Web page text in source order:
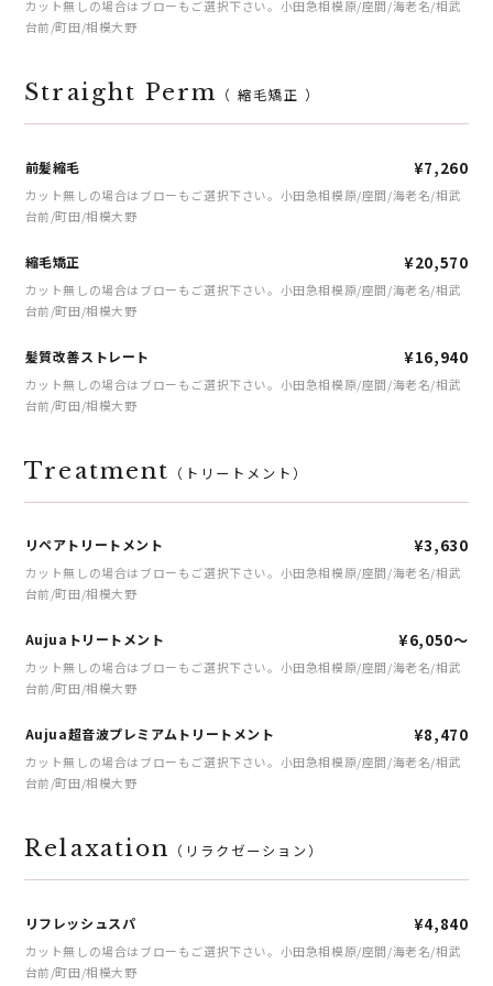
カット無しの場合はブローもご選択下さい。小田急相模原/座間/海老名/相武
台前/町田/相模大野
Straight Perm （ 縮毛矯正 ）
前髪縮毛 ¥7,260
カット無しの場合はブローもご選択下さい。小田急相模原/座間/海老名/相武
台前/町田/相模大野
縮毛矯正 ¥20,570
カット無しの場合はブローもご選択下さい。小田急相模原/座間/海老名/相武
台前/町田/相模大野
髪質改善ストレート ¥16,940
カット無しの場合はブローもご選択下さい。小田急相模原/座間/海老名/相武
台前/町田/相模大野
Treatment （トリートメント）
リペアトリートメント ¥3,630
カット無しの場合はブローもご選択下さい。小田急相模原/座間/海老名/相武
台前/町田/相模大野
Aujuaトリートメント ¥6,050～
カット無しの場合はブローもご選択下さい。小田急相模原/座間/海老名/相武
台前/町田/相模大野
Aujua超音波プレミアムトリートメント ¥8,470
カット無しの場合はブローもご選択下さい。小田急相模原/座間/海老名/相武
台前/町田/相模大野
Relaxation （リラクゼーション）
リフレッシュスパ ¥4,840
カット無しの場合はブローもご選択下さい。小田急相模原/座間/海老名/相武
台前/町田/相模大野